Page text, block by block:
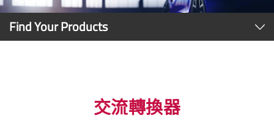
Find Your Products
交流轉換器